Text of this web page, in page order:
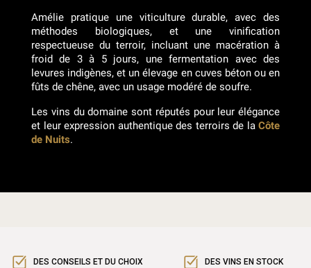
Amélie pratique une viticulture durable, avec des
méthodes biologiques, et une vinification
respectueuse du terroir, incluant une macération à
froid de 3 à 5 jours, une fermentation avec des
levures indigènes, et un élevage en cuves béton ou en
fûts de chêne, avec un usage modéré de soufre.
Les vins du domaine sont réputés pour leur élégance
et leur expression authentique des terroirs de la Côte
de Nuits.
DES CONSEILS ET DU CHOIX DES VINS EN STOCK